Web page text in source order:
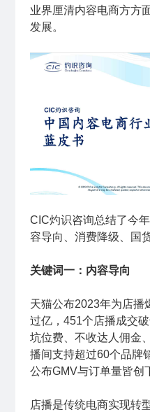
业界厘清内容电商方方
发展。
CIC灼识咨询总结了今
容导向、消费降级、国
关键词一：内容导向
天猫公布2023年为店播
过亿，451个店播成交
坑位费、不收达人佣金
播间支持超过60个品牌
公布GMV与订单量皆创
店播是传统电商实现转